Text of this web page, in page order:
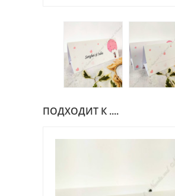
ПОДХОДИТ К ....